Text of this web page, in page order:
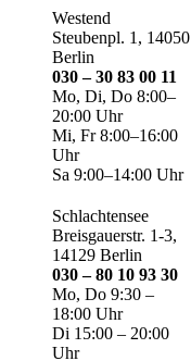
Westend
Steubenpl. 1, 14050
Berlin
030 – 30 83 00 11
Mo, Di, Do 8:00–
20:00 Uhr
Mi, Fr 8:00–16:00
Uhr
Sa 9:00–14:00 Uhr
Schlachtensee
Breisgauerstr. 1-3,
14129 Berlin
030 – 80 10 93 30
Mo, Do 9:30 –
18:00 Uhr
Di 15:00 – 20:00
Uhr